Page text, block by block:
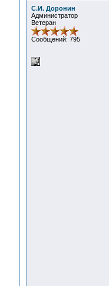
С.И. Доронин
Администратор
Ветеран
Сообщений: 795